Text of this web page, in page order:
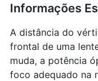
Informações
A distância do
frontal de uma
muda, a potência
foco adequado na